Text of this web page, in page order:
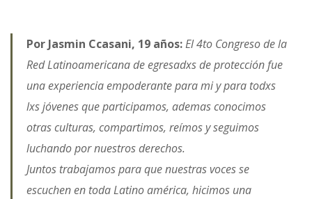
Por Jasmin Ccasani, 19 años:El 4to Congreso de la
Red Latinoamericana de egresadxs de protección fue
una experiencia empoderante para mi y para todxs
lxs jóvenes que participamos, ademas conocimos
otras culturas, compartimos, reímos y seguimos
luchando por nuestros derechos.
Juntos trabajamos para que nuestras voces se
escuchen en toda Latino américa, hicimos una